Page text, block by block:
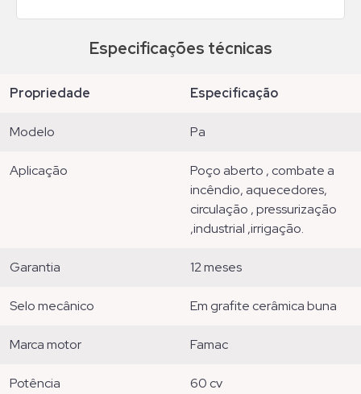
Especificações técnicas
propriedade especificação
modelo pa
aplicação
poço aberto , combate a
incêndio, aquecedores,
circulação , pressurização
,industrial ,irrigação.
garantia 12 meses
selo mecânico em grafite cerâmica buna
marca motor famac
potência 60 cv